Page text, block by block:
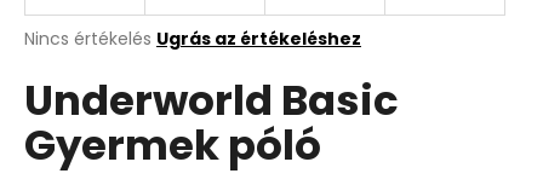
A
átlagos
értékelése
5-
ből
Nincs értékelés Ugrás az értékeléshez
Underworld Basic
Gyermek póló